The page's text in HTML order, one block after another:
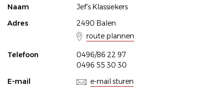
Naam
Jef's Klassiekers
Adres
2490 Balen
route plannen
Telefoon
0496/86 22 97
0496 55 30 30
E-mail
e-mail sturen